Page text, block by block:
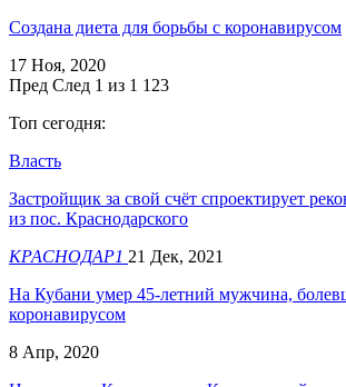
Создана диета для борьбы с коронавирусом
17 Ноя, 2020
Пред След 1 из 1 123
Топ сегодня:
Власть
Застройщик за свой счёт спроектирует
из пос. Краснодарского
КРАСНОДАР1 21 Дек, 2021
На Кубани умер 45-летний мужчина,
коронавирусом
8 Апр, 2020